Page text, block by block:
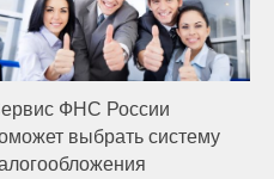
ФНС России
выбрать систему